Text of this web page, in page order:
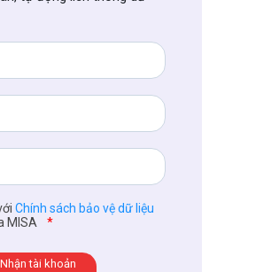
Chính sách bảo vệ dữ liệu
MISA *